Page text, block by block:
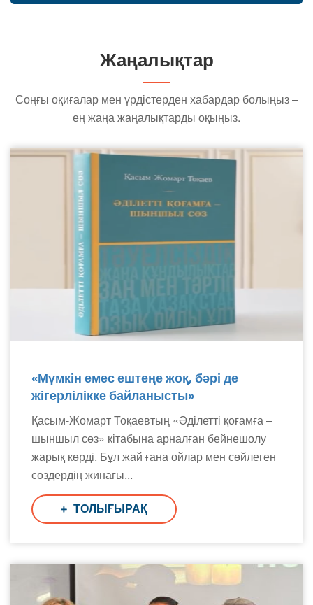
Жаңалықтар
Соңғы оқиғалар мен үрдістерден хабардар болыңыз –
ең жаңа жаңалықтарды оқыңыз.
«Мүмкін емес ештеңе жоқ, бәрі де
жігерлілікке байланысты»
Қасым-Жомарт Тоқаевтың «Әділетті қоғамға –
шыншыл сөз» кітабына арналған бейнешолу
жарық көрді. Бұл жай ғана ойлар мен сөйлеген
сөздердің жинағы...
ТОЛЫҒЫРАҚ